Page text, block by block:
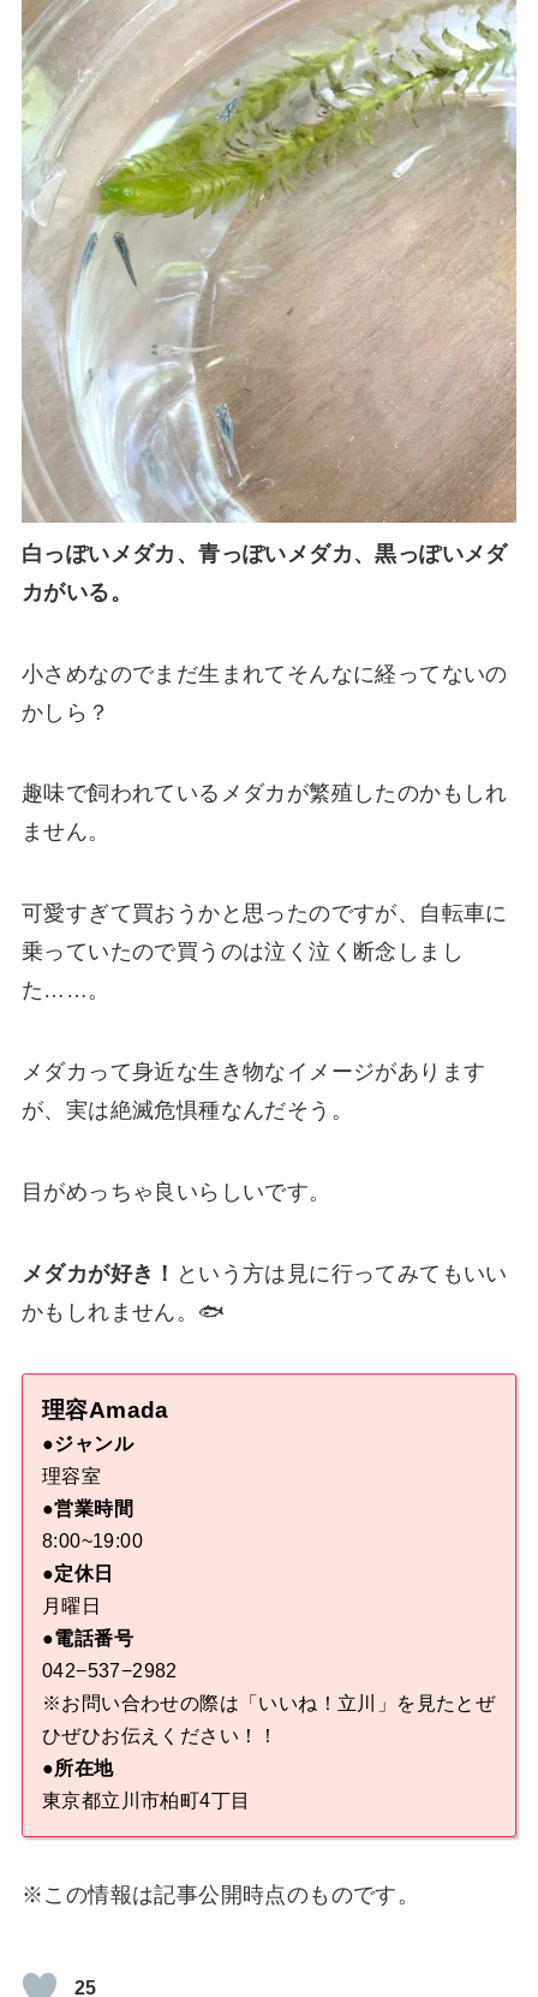
白っぽいメダカ、青っぽいメダカ、黒っぽいメダ
カがいる。
小さめなのでまだ生まれてそんなに経ってないの
かしら？
趣味で飼われているメダカが繁殖したのかもしれ
ません。
可愛すぎて買おうかと思ったのですが、自転車に
乗っていたので買うのは泣く泣く断念しまし
た……。
メダカって身近な生き物なイメージがあります
が、実は絶滅危惧種なんだそう。
目がめっちゃ良いらしいです。
メダカが好き！ という方は見に行ってみてもいい
かもしれません。🐟
理容Amada
●ジャンル
理容室
●営業時間
8:00~19:00
●定休日
月曜日
●電話番号
042−537−2982
※お問い合わせの際は「いいね！立川」を見たとぜ
ひぜひお伝えください！！
●所在地
東京都立川市柏町4丁目
※この情報は記事公開時点のものです。
25